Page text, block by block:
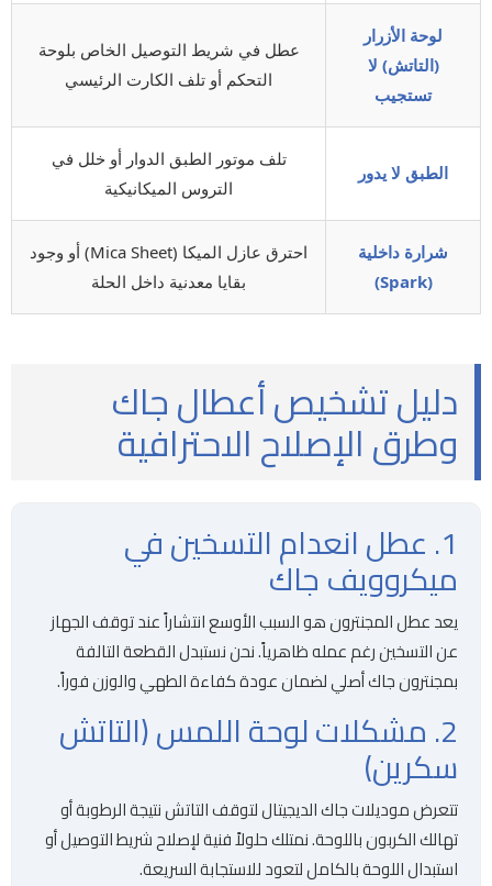
لوحة الأزرار
(التاتش) لا
تستجيب
عطل في شريط التوصيل الخاص بلوحة
التحكم أو تلف الكارت الرئيسي
الطبق لا يدور
تلف موتور الطبق الدوار أو خلل في
التروس الميكانيكية
شرارة داخلية
(Spark)
احترق عازل الميكا (Mica Sheet) أو وجود
بقايا معدنية داخل الحلة
دليل تشخيص أعطال جاك
وطرق الإصلاح الاحترافية
1. عطل انعدام التسخين في
ميكروويف جاك
يعد عطل المجنترون هو السبب الأوسع انتشاراً عند توقف الجهاز
عن التسخين رغم عمله ظاهرياً. نحن نستبدل القطعة التالفة
بمجنترون جاك أصلي لضمان عودة كفاءة الطهي والوزن فوراً.
2. مشكلات لوحة اللمس (التاتش
سكرين)
تتعرض موديلات جاك الديجيتال لتوقف التاتش نتيجة الرطوبة أو
تهالك الكربون باللوحة. نمتلك حلولاً فنية لإصلاح شريط التوصيل أو
استبدال اللوحة بالكامل لتعود للاستجابة السريعة.